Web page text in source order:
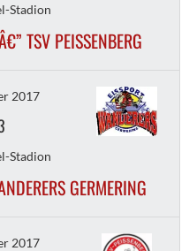
Stadion
TSV PEISSENBERG
2017
Stadion
GERMERING
2017